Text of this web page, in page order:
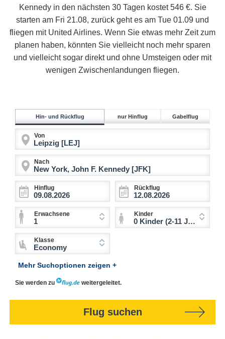
Kennedy in den nächsten 30 Tagen kostet 546 €. Sie
starten am Fri 21.08, zurück geht es am Tue 01.09 und
fliegen mit United Airlines. Wenn Sie etwas mehr Zeit zum
planen haben, könnten Sie vielleicht noch mehr sparen
und vielleicht sogar direkt und ohne Umsteigen oder mit
wenigen Zwischenlandungen fliegen.
Hin- und Rückflug nur Hinflug Gabelflug
Von
Nach
Hinflug Rückflug
Erwachsene
1
Kinder
0 Kinder (2-11 Jahre)
Klasse
Economy
Mehr Suchoptionen zeigen +
Sie werden zu weitergeleitet.
Flug suchen